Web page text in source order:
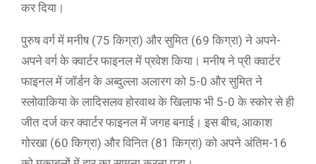
कर दिया।
पुरुष वर्ग में मनीष (75 किग्रा) और सुमित (69 किग्रा) ने अपने-
अपने वर्ग के क्वार्टर फाइनल में प्रवेश किया। मनीष ने प्री क्वार्टर
फाइनल में जॉर्डन के अब्दुल्ला अलारग को 5-0 और सुमित ने
स्लोवाकिया के लादिसलव होरवाथ के खिलाफ भी 5-0 के स्कोर से ही
जीत दर्ज कर क्वार्टर फाइनल में जगह बनाई। इस बीच, आकाश
गोरखा (60 किग्रा) और विनित (81 किग्रा) को अपने अंतिम-16